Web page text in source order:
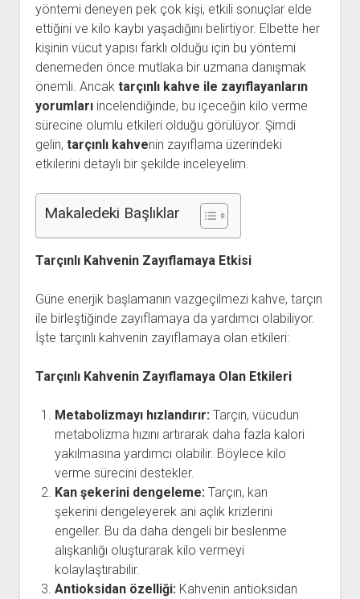
yöntemi deneyen pek çok kişi, etkili sonuçlar elde
ettiğini ve kilo kaybı yaşadığını belirtiyor. Elbette her
kişinin vücut yapısı farklı olduğu için bu yöntemi
denemeden önce mutlaka bir uzmana danışmak
önemli. Ancak tarçınlı kahve ile zayıflayanların
yorumlarıincelendiğinde, bu içeceğin kilo verme
sürecine olumlu etkileri olduğu görülüyor. Şimdi
gelin, tarçınlı kahvenin zayıflama üzerindeki
etkilerini detaylı bir şekilde inceleyelim.
Makaledeki Başlıklar
Tarçınlı Kahvenin Zayıflamaya Etkisi
Güne enerjik başlamanın vazgeçilmezi kahve, tarçın
ile birleştiğinde zayıflamaya da yardımcı olabiliyor.
İşte tarçınlı kahvenin zayıflamaya olan etkileri:
Tarçınlı Kahvenin Zayıflamaya Olan Etkileri
Metabolizmayı hızlandırır: Tarçın, vücudun
metabolizma hızını artırarak daha fazla kalori
yakılmasına yardımcı olabilir. Böylece kilo
verme sürecini destekler.
Kan şekerini dengeleme: Tarçın, kan
şekerini dengeleyerek ani açlık krizlerini
engeller. Bu da daha dengeli bir beslenme
alışkanlığı oluşturarak kilo vermeyi
kolaylaştırabilir.
Antioksidan özelliği: Kahvenin antioksidan